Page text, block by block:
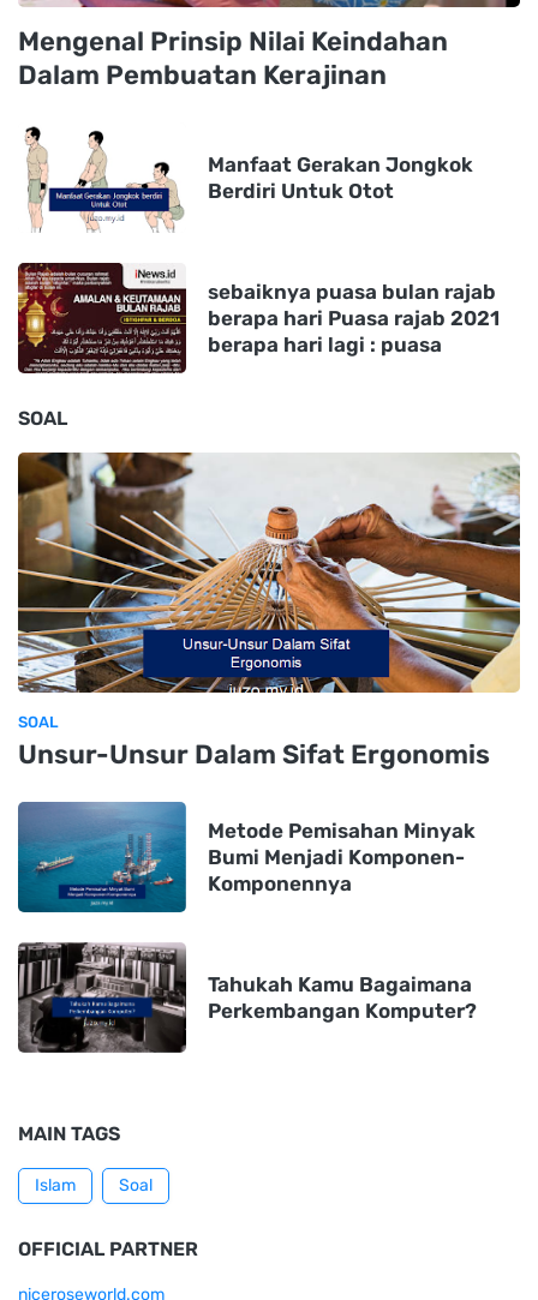
Mengenal Prinsip Nilai Keindahan
Dalam Pembuatan Kerajinan
Manfaat Gerakan Jongkok
Berdiri Untuk Otot
sebaiknya puasa bulan rajab
berapa hari Puasa rajab 2021
berapa hari lagi : puasa
SOAL
SOAL
Unsur-Unsur Dalam Sifat Ergonomis
Metode Pemisahan Minyak
Bumi Menjadi Komponen-
Komponennya
Tahukah Kamu Bagaimana
Perkembangan Komputer?
MAIN TAGS
Islam Soal
OFFICIAL PARTNER
niceroseworld.com